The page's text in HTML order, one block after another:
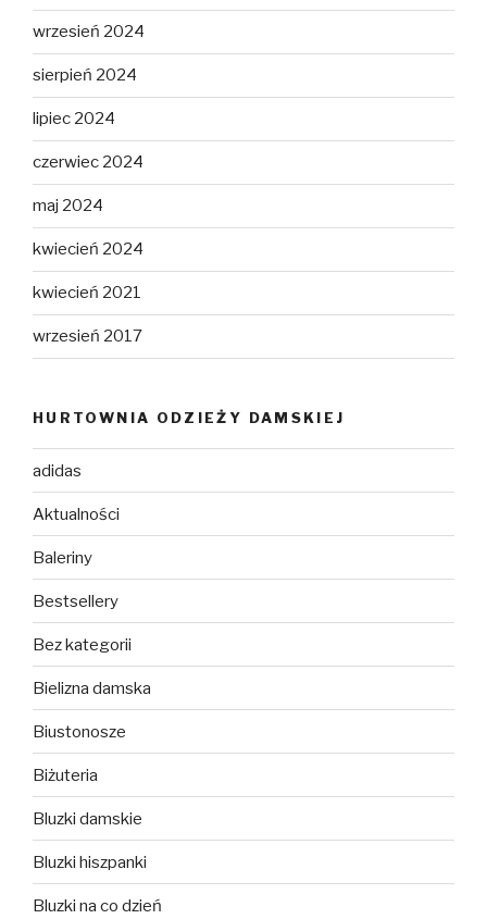
wrzesień 2024
sierpień 2024
lipiec 2024
czerwiec 2024
maj 2024
kwiecień 2024
kwiecień 2021
wrzesień 2017
HURTOWNIA ODZIEŻY DAMSKIEJ
adidas
Aktualności
Baleriny
Bestsellery
Bez kategorii
Bielizna damska
Biustonosze
Biżuteria
Bluzki damskie
Bluzki hiszpanki
Bluzki na co dzień